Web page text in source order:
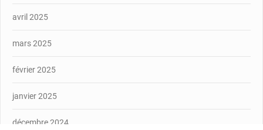
avril 2025
mars 2025
février 2025
janvier 2025
décembre 2024